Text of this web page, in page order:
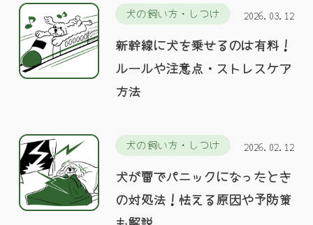
犬の飼い方・しつけ 2026.03.12
新幹線に犬を乗せるのは有料！
ルールや注意点・ストレスケア
方法
犬の飼い方・しつけ 2026.02.12
犬が雷でパニックになったとき
の対処法！怯える原因や予防策